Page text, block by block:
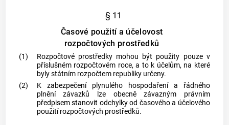
§ 11
Časové použití a účelovost
rozpočtových prostředků
(1)
Rozpočtové prostředky mohou být použity pouze v
příslušném rozpočtovém roce, a to k účelům, na které
byly státním rozpočtem republiky určeny.
(2)
K zabezpečení plynulého hospodaření a řádného
plnění závazků lze obecně závazným právním
předpisem stanovit odchylky od časového a účelového
použití rozpočtových prostředků.